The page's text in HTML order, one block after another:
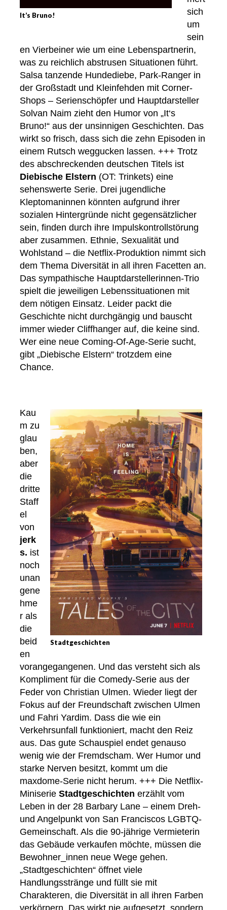
It’s Bruno!
sich
um
sein
en Vierbeiner wie um eine Lebenspartnerin,
was zu reichlich abstrusen Situationen führt.
Salsa tanzende Hundediebe, Park-Ranger in
der Großstadt und Kleinfehden mit Corner-
Shops – Serienschöpfer und Hauptdarsteller
Solvan Naim zieht den Humor von „It‘s
Bruno!“ aus der unsinnigen Geschichten. Das
wirkt so frisch, dass sich die zehn Episoden in
einem Rutsch weggucken lassen. +++ Trotz
des abschreckenden deutschen Titels ist
Diebische Elstern (OT: Trinkets) eine
sehenswerte Serie. Drei jugendliche
Kleptomaninnen könnten aufgrund ihrer
sozialen Hintergründe nicht gegensätzlicher
sein, finden durch ihre Impulskontrollstörung
aber zusammen. Ethnie, Sexualität und
Wohlstand – die Netflix-Produktion nimmt sich
dem Thema Diversität in all ihren Facetten an.
Das sympathische Hauptdarstellerinnen-Trio
spielt die jeweiligen Lebenssituationen mit
dem nötigen Einsatz. Leider packt die
Geschichte nicht durchgängig und bauscht
immer wieder Cliffhanger auf, die keine sind.
Wer eine neue Coming-Of-Age-Serie sucht,
gibt „Diebische Elstern“ trotzdem eine
Chance.
Stadtgeschichten
Kau
m zu
glau
ben,
aber
die
dritte
Staff
el
von
jerk
s. ist
noch
unan
gene
hme
r als
die
beid
en
vorangegangenen. Und das versteht sich als
Kompliment für die Comedy-Serie aus der
Feder von Christian Ulmen. Wieder liegt der
Fokus auf der Freundschaft zwischen Ulmen
und Fahri Yardim. Dass die wie ein
Verkehrsunfall funktioniert, macht den Reiz
aus. Das gute Schauspiel endet genauso
wenig wie der Fremdscham. Wer Humor und
starke Nerven besitzt, kommt um die
maxdome-Serie nicht herum. +++ Die Netflix-
Miniserie Stadtgeschichten erzählt vom
Leben in der 28 Barbary Lane – einem Dreh-
und Angelpunkt von San Franciscos LGBTQ-
Gemeinschaft. Als die 90-jährige Vermieterin
das Gebäude verkaufen möchte, müssen die
Bewohner_innen neue Wege gehen.
„Stadtgeschichten“ öffnet viele
Handlungsstränge und füllt sie mit
Charakteren, die Diversität in all ihren Farben